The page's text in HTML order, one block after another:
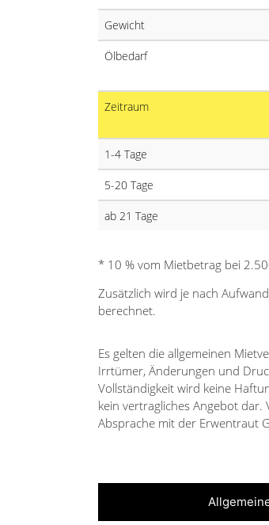
Gewicht
Ölbedarf
Zeitraum
1-4 Tage
5-20 Tage
ab 21 Tage
* 10 % vom Mietbetrag bei
Zusätzlich wird je nach
berechnet.
Es gelten die allgemeinen
Irrtümer, Änderungen und
Vollständigkeit wird keine
kein vertragliches Angebot
Absprache mit der Erwentraut